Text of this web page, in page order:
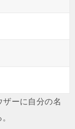
ーに自分の名